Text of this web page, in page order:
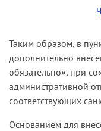
Санкт-
размере от
должностных
тысяч рублей;
тридцати
Таким образом, в
дополнительно
обязательно», при
административной
соответствующих
Основанием для